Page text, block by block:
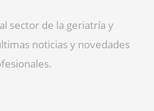
sector de la geriatría y
noticias y novedades